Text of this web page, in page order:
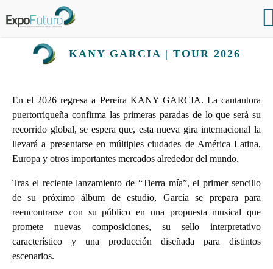
KANY GARCIA | TOUR 2026
En el 2026 regresa a Pereira KANY GARCIA. La cantautora
puertorriqueña confirma las primeras paradas de lo que será su
recorrido global, se espera que, esta nueva gira internacional la
llevará a presentarse en múltiples ciudades de América Latina,
Europa y otros importantes mercados alrededor del mundo.
Tras el reciente lanzamiento de “Tierra mía”, el primer sencillo
de su próximo álbum de estudio, García se prepara para
reencontrarse con su público en una propuesta musical que
promete nuevas composiciones, su sello interpretativo
característico y una producción diseñada para distintos
escenarios.